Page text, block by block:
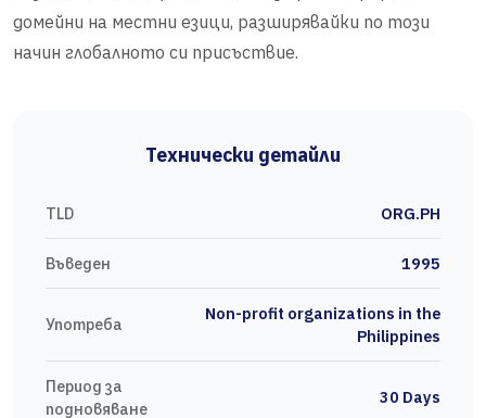
домейни на местни езици, разширявайки по този
начин глобалното си присъствие.
Технически детайли
TLD ORG.PH
Въведен 1995
Употреба
Non-profit organizations in the
Philippines
Период за
подновяване
30 Days